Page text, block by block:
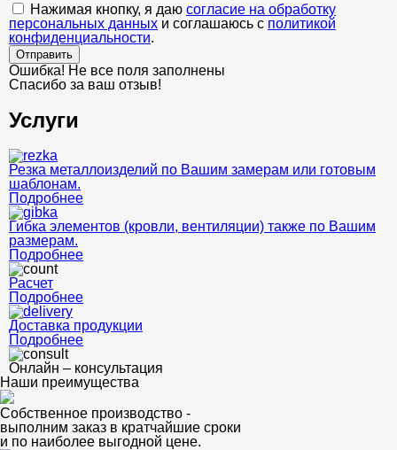
Нажимая кнопку, я даю согласие на обработку
персональных данных и соглашаюсь с политикой
конфиденциальности.
Отправить
Ошибка! Не все поля заполнены
Спасибо за ваш отзыв!
Услуги
Резка металлоизделий по Вашим замерам или готовым
шаблонам.
Подробнее
Гибка элементов (кровли, вентиляции) также по Вашим
размерам.
Подробнее
Расчет
Подробнее
Доставка продукции
Подробнее
Онлайн – консультация
Наши преимущества
Собственное производство -
выполним заказ в кратчайшие сроки
и по наиболее выгодной цене.